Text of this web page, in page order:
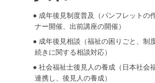
成年後見制度普及（パンフレットの
ナー開催、出前講座の開催）
成年後見相談（福祉の困りごと、制
続きに関する相談対応）
社会福祉士後見人の養成（日本社会
連携し、後見人の養成）